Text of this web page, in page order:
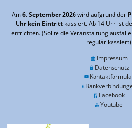
Am6. September 2026wird aufgrund der
Uhr kein Eintrittkassiert. Ab 14 Uhr ist
entrichten. (Sollte die Veranstaltung
regulär kassiert).
Impressum
Datenschutz
Facebook
Youtube